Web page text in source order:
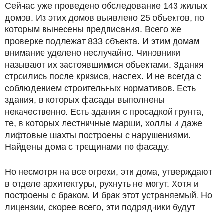
Сейчас уже проведено обследование 143 жилых
домов. Из этих домов выявлено 25 объектов, по
которым вынесены предписания. Всего же
проверке подлежат 833 объекта. И этим домам
внимание уделено неслучайно. Чиновники
называют их застоявшимися объектами. Здания
строились после кризиса, наспех. И не всегда с
соблюдением строительных нормативов. Есть
здания, в которых фасады выполнены
некачественно. Есть здания с просадкой грунта,
те, в которых лестничные марши, холлы и даже
лифтовые шахты построены с нарушениями.
Найдены дома с трещинами по фасаду.
Но несмотря на все огрехи, эти дома, утверждают
в отделе архитектуры, рухнуть не могут. Хотя и
построены с браком. И брак этот устраняемый. Но
лицензии, скорее всего, эти подрядчики будут